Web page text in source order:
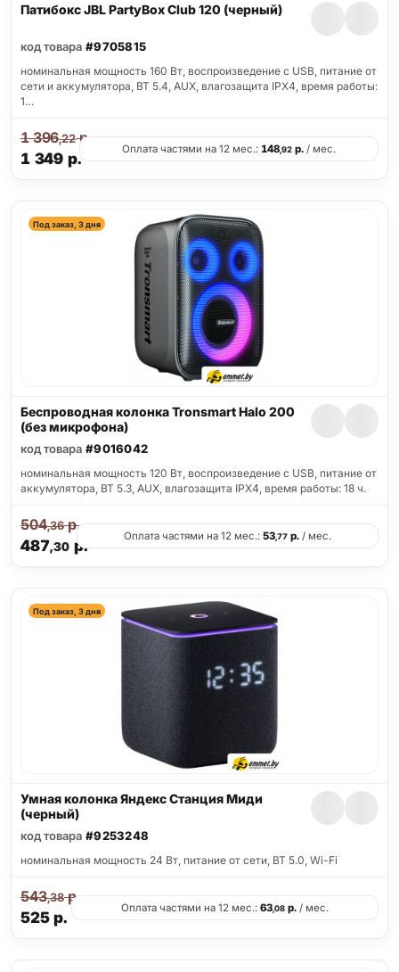
Патибокс JBL PartyBox Club 120 (черный)
код товара #9705815
номинальная мощность 160 Вт, воспроизведение с USB, питание от
сети и аккумулятора, BT 5.4, AUX, влагозащита IPX4, время работы:
1…
1 349 р.
1 396,22р.
Оплата частями на 12 мес.: 148,92 р. / мес.
Под заказ, 3 дня
Беспроводная колонка Tronsmart Halo 200
(без микрофона)
код товара #9016042
номинальная мощность 120 Вт, воспроизведение с USB, питание от
аккумулятора, BT 5.3, AUX, влагозащита IPX4, время работы: 18 ч.
487,30р.
504,36р.
Оплата частями на 12 мес.: 53,77 р. / мес.
Под заказ, 3 дня
Умная колонка Яндекс Станция Миди
(черный)
код товара #9253248
номинальная мощность 24 Вт, питание от сети, BT 5.0, Wi-Fi
525р.
543,38р.
Оплата частями на 12 мес.: 63,08р./ мес.